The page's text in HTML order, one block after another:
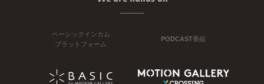
ベーシックインカム
プラットフォーム
PODCAST番組